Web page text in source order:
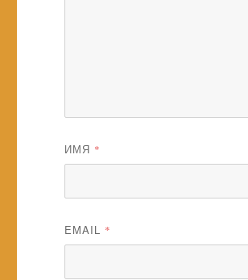
ИМЯ *
EMAIL *